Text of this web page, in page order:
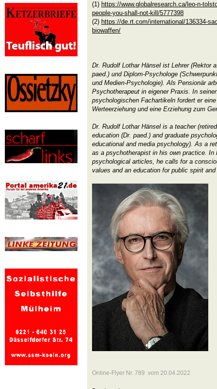
(1) https://www.globalresearch.ca/leo-n-
people-you-shall-not-kill/5777398
(2) https://de.rt.com/international/136334-
biowaffen/
Dr. Rudolf Lothar Hänsel ist Lehrer (Rektor
paed.) und Diplom-Psychologe
und Medien-Psychologie). Als Pensionär
Psychotherapeut in eigener Praxis. In
psychologischen Fachartikeln fordert er
Werteerziehung und eine Erziehung zum
Dr. Rudolf Lothar Hänsel is a teacher
education (Dr. paed.) and graduate
educational and media psychology). As a
as a psychotherapist in his own practice. In
psychological articles, he calls for a
values and an education for public spirit
Online-Flyer Nr. 789 vom 20.04.2022